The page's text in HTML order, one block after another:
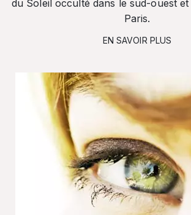
du Soleil occulté dans le sud-ouest
Paris.
EN SAVOIR PLUS